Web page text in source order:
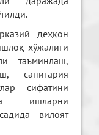
деҳқон
хўжалиги
таъминлаш,
санитария
сифатини
ишларни
вилоят